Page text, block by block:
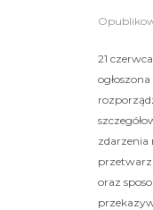
21
zdarzenia
oraz